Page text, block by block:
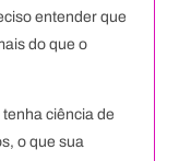
entender que
do que o
ciência de
o que sua